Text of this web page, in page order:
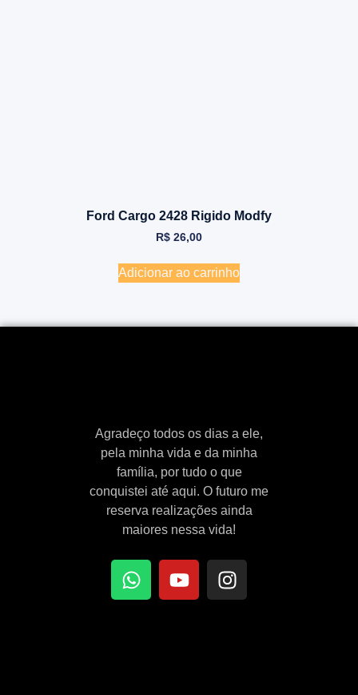
Ford Cargo 2428 Rigido Modfy
R$ 26,00
Adicionar ao carrinho
Agradeço todos os dias a ele,
pela minha vida e da minha
família, por tudo o que
conquistei até aqui. O futuro me
reserva realizações ainda
maiores nessa vida!